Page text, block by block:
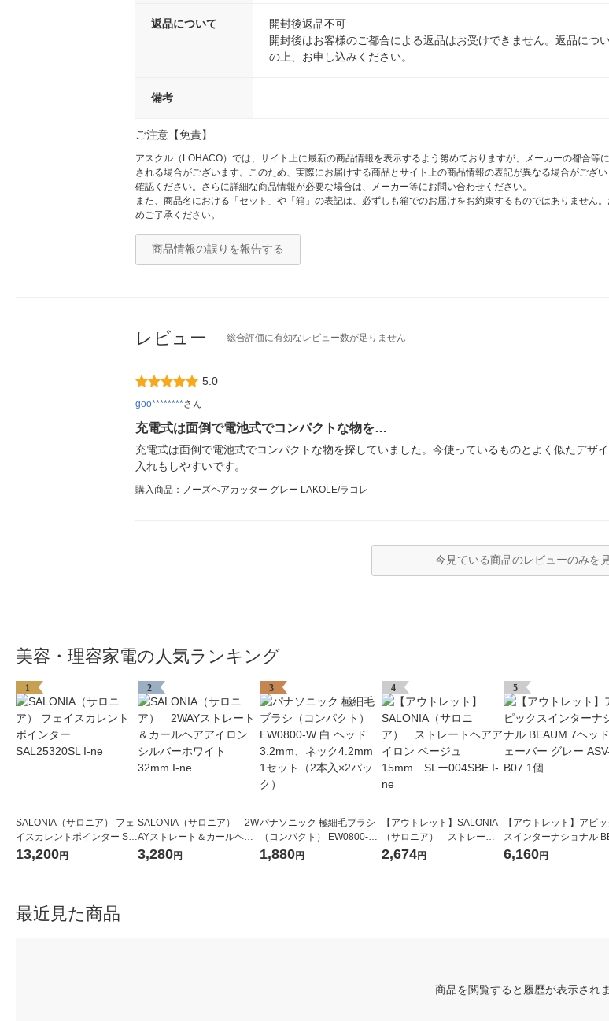
返品について
開封後返品不可
開封後はお客様のご都合による返品はお受けできません。返品に
の上、お申し込みください。
備考
ご注意【免責】
アスクル（LOHACO）では、サイト上に最新の商品情報を表示するよう努めておりますが、メーカーの都合
される場合がございます。このため、実際にお届けする商品とサイト上の商品情報の表記が異なる場合がござ
確認ください。さらに詳細な商品情報が必要な場合は、メーカー等にお問い合わせください。
また、商品名における「セット」や「箱」の表記は、必ずしも箱でのお届けをお約束するものではありません
めご了承ください。
商品情報の誤りを報告する
レビュー 総合評価に有効なレビュー数が足りません
5.0
goo********さん
充電式は面倒で電池式でコンパクトな物を…
充電式は面倒で電池式でコンパクトな物を探していました。今使っているものとよく似たデザ
入れもしやすいです。
購入商品：ノーズヘアカッター グレー LAKOLE/ラコレ
今見ている商品のレビューのみを
美容・理容家電の人気ランキング
1
SALONIA（サロニア） フェ
イスカレントポインター SA
L25320SL I-ne
13,200円
2
SALONIA（サロニア） 2W
AYストレート＆カールヘア
アイロン シルバーホワイト
32mm I-ne
3,280円
3
パナソニック 極細毛ブラシ
（コンパクト） EW0800-W
白 ヘッド3.2mm、ネック4.2
mm 1セット（2本入×2パッ
1,880円
4
【アウトレット】SALONIA
（サロニア） ストレート
ヘアアイロン ベージュ 15m
m SLー004SBE I-ne
2,674円
5
【アウトレット】アピッ
スインターナショナル
UM 7ヘッドシェーバー
ー ASV-B07 1個
6,160円
最近見た商品
商品を閲覧すると履歴が表示され